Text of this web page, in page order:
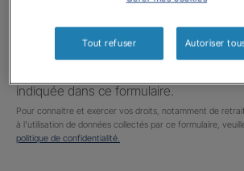
En cochant cette case et en
indiquée dans ce formulaire.
Pour connaitre et exercer vos droits, notamment de
à l'utilisation de données collectés par ce formulaire,
politique de confidentialité.
Tout refuser Autoriser